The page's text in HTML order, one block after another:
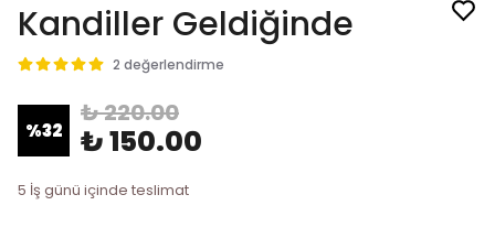
Kandiller Geldiğinde
2 değerlendirme
%32
₺ 220.00
₺ 150.00
5 İş günü içinde teslimat